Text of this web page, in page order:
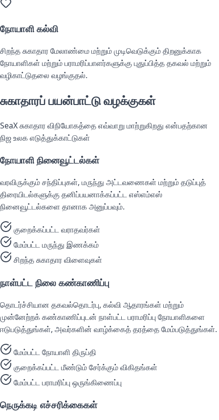
நோயாளி கல்வி
சிறந்த சுகாதார மேலாண்மை மற்றும் முடிவெடுக்கும் திறனுக்காக
நோயாளிகள் மற்றும் பராமரிப்பாளர்களுக்கு புதுப்பித்த தகவல் மற்றும்
வழிகாட்டுதலை வழங்குதல்.
சுகாதாரப் பயன்பாட்டு வழக்குகள்
SeaX சுகாதார விநியோகத்தை எவ்வாறு மாற்றுகிறது என்பதற்கான
நிஜ உலக எடுத்துக்காட்டுகள்
நோயாளி நினைவூட்டல்கள்
வரவிருக்கும் சந்திப்புகள், மருந்து அட்டவணைகள் மற்றும் தடுப்புத்
திரையிடல்களுக்கு தனிப்பயனாக்கப்பட்ட எஸ்எம்எஸ்
நினைவூட்டல்களை தானாக அனுப்பவும்.
குறைக்கப்பட்ட வராதவர்கள்
மேம்பட்ட மருந்து இணக்கம்
சிறந்த சுகாதார விளைவுகள்
நாள்பட்ட நிலை கண்காணிப்பு
தொடர்ச்சியான தகவல்தொடர்பு, கல்வி ஆதாரங்கள் மற்றும்
முன்னேற்றக் கண்காணிப்புடன் நாள்பட்ட பராமரிப்பு நோயாளிகளை
ஈடுபடுத்துங்கள், அவர்களின் வாழ்க்கைத் தரத்தை மேம்படுத்துங்கள்.
மேம்பட்ட நோயாளி திருப்தி
குறைக்கப்பட்ட மீண்டும் சேர்க்கும் விகிதங்கள்
மேம்பட்ட பராமரிப்பு ஒருங்கிணைப்பு
நெருக்கடி எச்சரிக்கைகள்